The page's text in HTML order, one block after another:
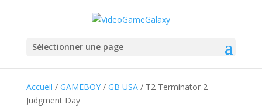
Sélectionner une page
Accueil / GAMEBOY/ GB USA/ T2 Terminator 2
Judgment Day